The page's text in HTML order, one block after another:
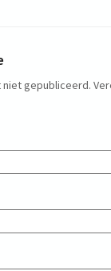
gepubliceerd.